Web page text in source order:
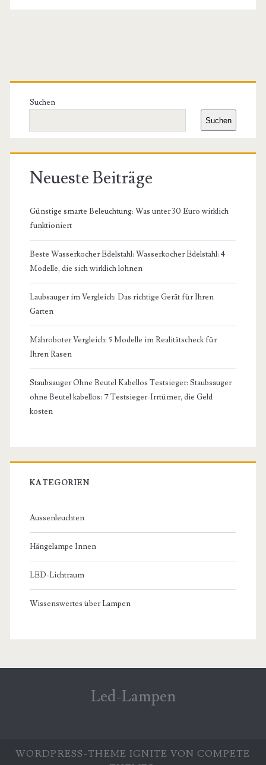
Primäre
Seitenleiste
Suchen
Suchen
Neueste Beiträge
Günstige smarte Beleuchtung: Was unter 30 Euro wirklich
funktioniert
Beste Wasserkocher Edelstahl: Wasserkocher Edelstahl: 4
Modelle, die sich wirklich lohnen
Laubsauger im Vergleich: Das richtige Gerät für Ihren
Garten
Mähroboter Vergleich: 5 Modelle im Realitätscheck für
Ihren Rasen
Staubsauger Ohne Beutel Kabellos Testsieger: Staubsauger
ohne Beutel kabellos: 7 Testsieger-Irrtümer, die Geld
kosten
KATEGORIEN
Aussenleuchten
Hängelampe Innen
LED-Lichtraum
Wissenswertes über Lampen
Led-Lampen
WORDPRESS-THEME IGNITE VON COMPETE